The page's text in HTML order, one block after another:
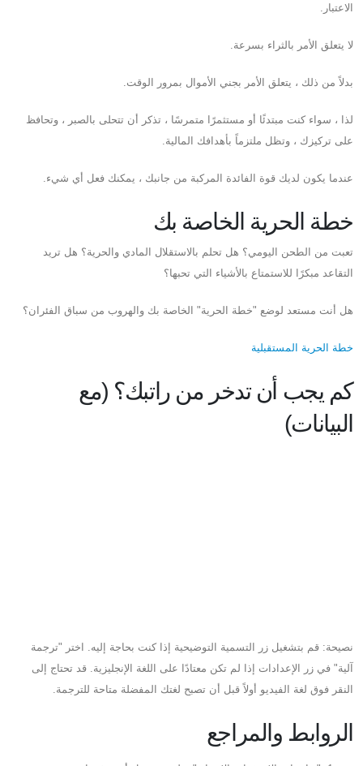
الاعتبار.
لا يتعلق الأمر بالثراء بسرعة.
بدلاً من ذلك ، يتعلق الأمر بجني الأموال بمرور الوقت.
لذا ، سواء كنت مبتدئًا أو مستثمرًا متمرسًا ، تذكر أن تتحلى بالصبر ، وتحافظ
على تركيزك ، وتظل ملتزماً بأهدافك المالية.
عندما يكون لديك قوة الفائدة المركبة من جانبك ، يمكنك فعل أي شيء.
خطة الحرية الخاصة بك
تعبت من الطحن اليومي؟ هل تحلم بالاستقلال المادي والحرية؟ هل تريد
التقاعد مبكرًا للاستمتاع بالأشياء التي تحبها؟
هل أنت مستعد لوضع "خطة الحرية" الخاصة بك والهروب من سباق الفئران؟
خطة الحرية المستقبلية
كم يجب أن تدخر من راتبك؟ (مع
البيانات)
نصيحة: قم بتشغيل زر التسمية التوضيحية إذا كنت بحاجة إليه. اختر "ترجمة
آلية" في زر الإعدادات إذا لم تكن معتادًا على اللغة الإنجليزية. قد تحتاج إلى
النقر فوق لغة الفيديو أولاً قبل أن تصبح لغتك المفضلة متاحة للترجمة.
الروابط والمراجع